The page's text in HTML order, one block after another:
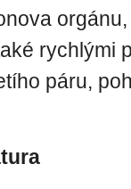
rychlými
páru,